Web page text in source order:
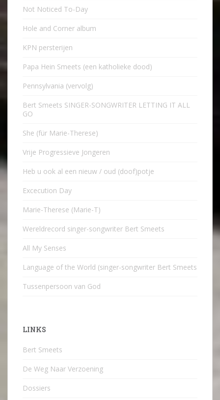
Not Noticed To-Day
Hole and Corner album
KPN persterijen
Papa Hein Smeets (een katholieke dood)
Pennsylvania (vervolg)
Bert Smeets SINGER-SONGWRITER LETTING IT ALL
GO
She (für Marie-Therese)
Vrije Progressieve Jongeren
Heb u ook al een nieuw / oud (doof)potje
Excecution Day
Marie-Therese (Marie-T)
Wereldrecord singer-songwriter Bert Smeets
All My Senses
Language of the World (singer-songwriter Bert Smeets
Tussenpersoon van God
LINKS
Bert Smeets
De Weg Naar Verzoening
Dossiers